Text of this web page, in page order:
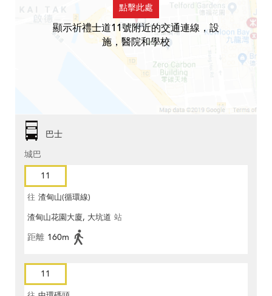
點擊此處
顯示祈禮士道11號附近的交通連線，設
施，醫院和學校
巴士
城巴
11
往 渣甸山(循環線)
渣甸山花園大廈, 大坑道 站
距離 160m
11